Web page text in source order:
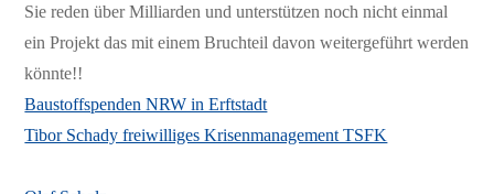
Sie reden über Milliarden und unterstützen noch nicht einmal
ein Projekt das mit einem Bruchteil davon weitergeführt werden
könnte!!
Baustoffspenden NRW in Erftstadt
Tibor Schady freiwilliges Krisenmanagement TSFK